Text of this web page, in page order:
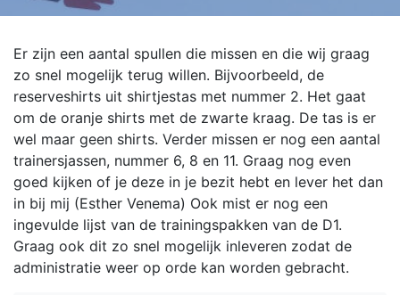
Er zijn een aantal spullen die missen en die wij graag
zo snel mogelijk terug willen. Bijvoorbeeld, de
reserveshirts uit shirtjestas met nummer 2. Het gaat
om de oranje shirts met de zwarte kraag. De tas is er
wel maar geen shirts. Verder missen er nog een aantal
trainersjassen, nummer 6, 8 en 11. Graag nog even
goed kijken of je deze in je bezit hebt en lever het dan
in bij mij (Esther Venema) Ook mist er nog een
ingevulde lijst van de trainingspakken van de D1.
Graag ook dit zo snel mogelijk inleveren zodat de
administratie weer op orde kan worden gebracht.